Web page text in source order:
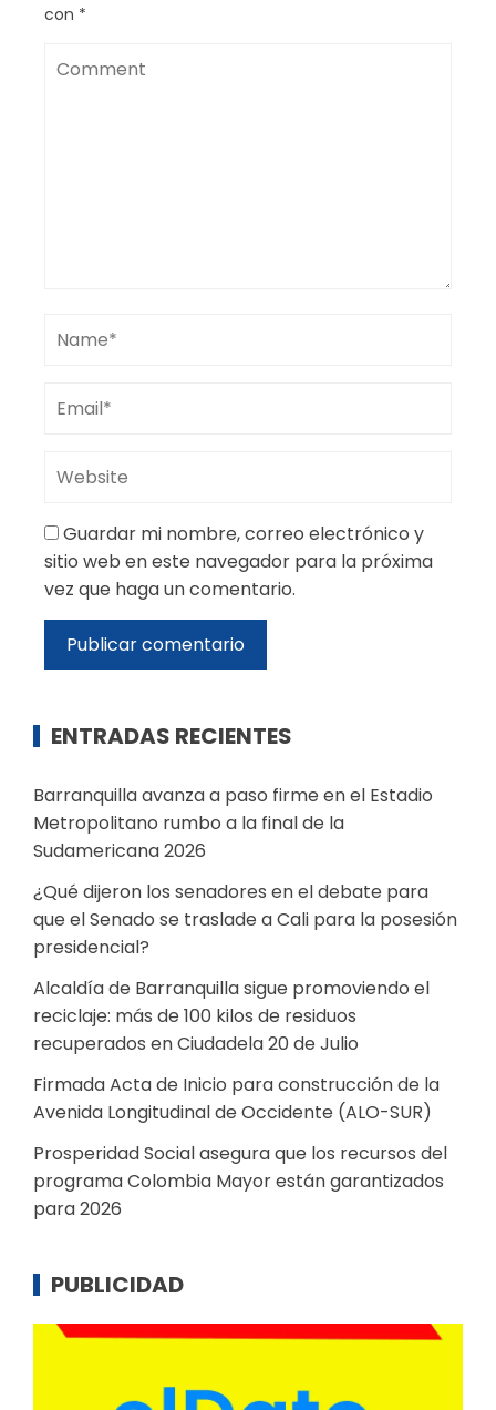
con *
Guardar mi nombre, correo electrónico y
sitio web en este navegador para la próxima
vez que haga un comentario.
ENTRADAS RECIENTES
Barranquilla avanza a paso firme en el Estadio
Metropolitano rumbo a la final de la
Sudamericana 2026
¿Qué dijeron los senadores en el debate para
que el Senado se traslade a Cali para la posesión
presidencial?
Alcaldía de Barranquilla sigue promoviendo el
reciclaje: más de 100 kilos de residuos
recuperados en Ciudadela 20 de Julio
Firmada Acta de Inicio para construcción de la
Avenida Longitudinal de Occidente (ALO-SUR)
Prosperidad Social asegura que los recursos del
programa Colombia Mayor están garantizados
para 2026
PUBLICIDAD